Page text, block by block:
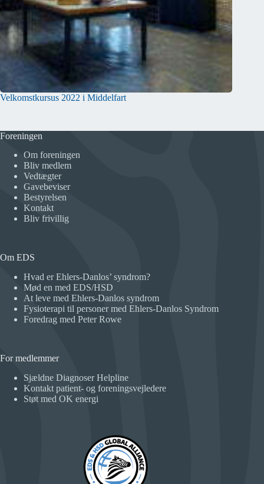
Velkomstkursus 2022 i Middelfart
Foreningen
Om foreningen
Bliv medlem
Vedtægter
Gavebeviser
Bestyrelsen
Kontakt
Bliv frivillig
Om EDS
Hvad er Ehlers-Danlos’ syndrom?
Mød en med EDS/HSD
At leve med Ehlers-Danlos syndrom
Fysioterapi til personer med Ehlers-Danlos Syndrom
Foredrag med Peter Rowe
For medlemmer
Sjældne Diagnoser Helpline
Kontakt patient- og foreningsvejledere
Støt med OK energi